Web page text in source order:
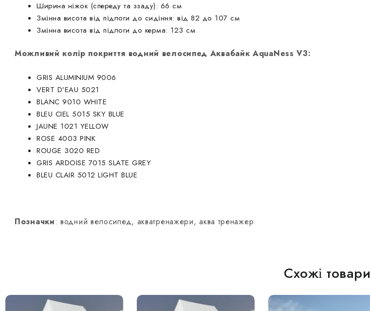
Ширина ніжок (спереду та ззаду): 66 см
Змінна висота від підлоги до сидіння: від 82 до 107 см
Змінна висота від підлоги до керма: 123 см
Можливий колір покриття водний велосипед Аквабайк AquaNess V3:
GRIS ALUMINIUM 9006
VERT D’EAU 5021
BLANC 9010 WHITE
BLEU CIEL 5015 SKY BLUE
JAUNE 1021 YELLOW
ROSE 4003 PINK
ROUGE 3020 RED
GRIS ARDOISE 7015 SLATE GREY
BLEU CLAIR 5012 LIGHT BLUE
Позначки: водний велосипед, акватренажери, аква тренажер
Схожі товари